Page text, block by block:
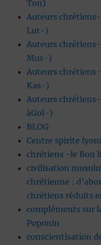
Ton)
Auteurs
Lut-)
Auteurs
Mus-)
Auteurs
Kas-)
Auteurs
àGol-)
BLOG
Centre spirite
chrétiens -le Bon
civilisation
chrétienne :
chrétiens réduits
compléments sur
Poponin
conscientisation